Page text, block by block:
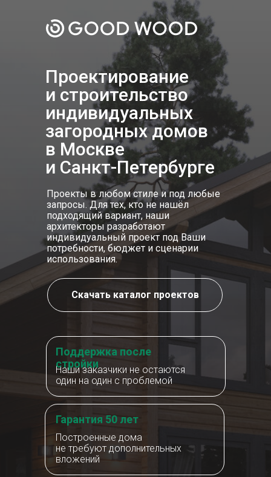
Проектирование
и строительство
индивидуальных
загородных домов
в Москве
и Санкт-Петербурге
Проекты в любом стиле и под любые
запросы. Для тех, кто не нашёл
подходящий вариант, наши
архитекторы разработают
индивидуальный проект под Ваши
потребности, бюджет и сценарии
использования.
Построенные дома
не требуют дополнительных
вложений
Гарантия 50 лет
Наши заказчики не остаются
один на один с проблемой
Поддержка после
стройки
Скачать каталог проектов